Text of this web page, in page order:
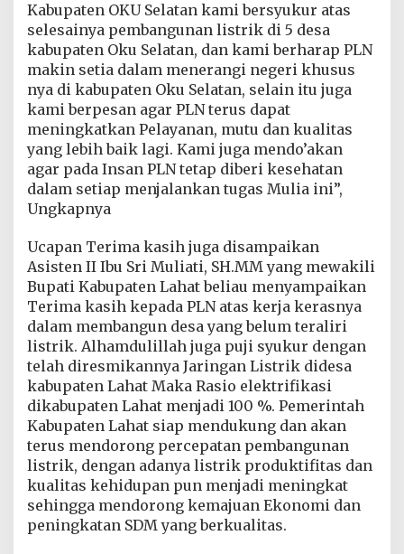
Kabupaten OKU Selatan kami bersyukur atas
selesainya pembangunan listrik di 5 desa
kabupaten Oku Selatan, dan kami berharap PLN
makin setia dalam menerangi negeri khusus
nya di kabupaten Oku Selatan, selain itu juga
kami berpesan agar PLN terus dapat
meningkatkan Pelayanan, mutu dan kualitas
yang lebih baik lagi. Kami juga mendo’akan
agar pada Insan PLN tetap diberi kesehatan
dalam setiap menjalankan tugas Mulia ini”,
Ungkapnya
Ucapan Terima kasih juga disampaikan
Asisten II Ibu Sri Muliati, SH.MM yang mewakili
Bupati Kabupaten Lahat beliau menyampaikan
Terima kasih kepada PLN atas kerja kerasnya
dalam membangun desa yang belum teraliri
listrik. Alhamdulillah juga puji syukur dengan
telah diresmikannya Jaringan Listrik didesa
kabupaten Lahat Maka Rasio elektrifikasi
dikabupaten Lahat menjadi 100 %. Pemerintah
Kabupaten Lahat siap mendukung dan akan
terus mendorong percepatan pembangunan
listrik, dengan adanya listrik produktifitas dan
kualitas kehidupan pun menjadi meningkat
sehingga mendorong kemajuan Ekonomi dan
peningkatan SDM yang berkualitas.